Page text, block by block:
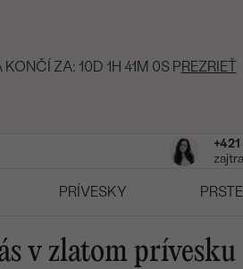
KONČÍ ZA:10D 1H 40M 59SPREZRIEŤ
PRÍVESKY
v zlatom